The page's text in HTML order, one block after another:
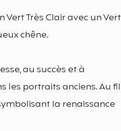
Très Clair avec un Vert
chêne.
au succès et à
les portraits anciens. Au fil
la renaissance